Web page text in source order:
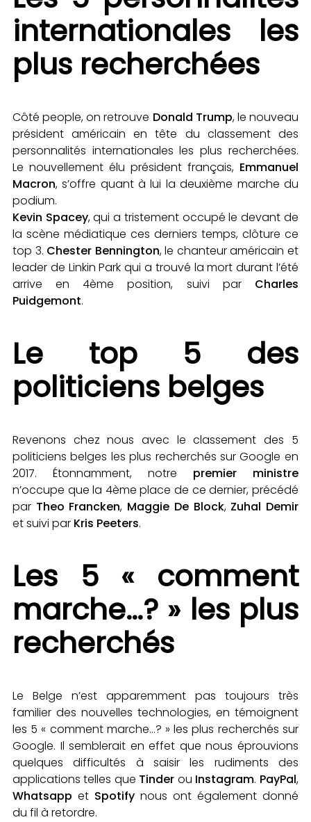
internationales les
plus recherchées
Côté people, on retrouve Donald Trump, le nouveau
président américain en tête du classement des
personnalités internationales les plus recherchées.
Le nouvellement élu président français, Emmanuel
Macron, s’offre quant à lui la deuxième marche du
podium.
Kevin Spacey, qui a tristement occupé le devant de
la scène médiatique ces derniers temps, clôture ce
top 3. Chester Bennington, le chanteur américain et
leader de Linkin Park qui a trouvé la mort durant l’été
arrive en 4ème position, suivi par Charles
Puidgemont.
Le top 5 des
politiciens belges
Revenons chez nous avec le classement des 5
politiciens belges les plus recherchés sur Google en
2017. Étonnamment, notre premier ministre
n’occupe que la 4ème place de ce dernier, précédé
par Theo Francken, Maggie De Block, Zuhal Demir
et suivi par Kris Peeters.
Les 5 « comment
marche…? » les plus
recherchés
Le Belge n’est apparemment pas toujours très
familier des nouvelles technologies, en témoignent
les 5 « comment marche…? » les plus recherchés sur
Google. Il semblerait en effet que nous éprouvions
quelques difficultés à saisir les rudiments des
applications telles que Tinder ou Instagram. PayPal,
Whatsapp et Spotifynous ont également donné
du fil à retordre.